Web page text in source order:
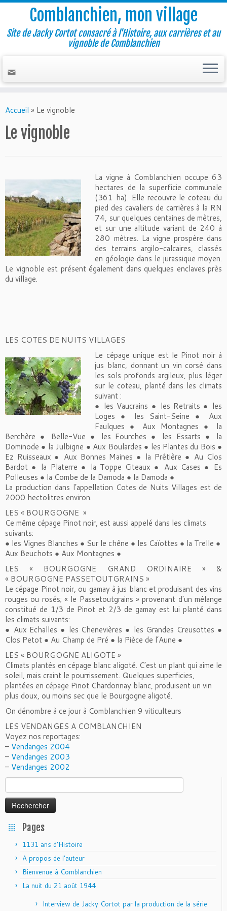
Comblanchien, mon village
Site de Jacky Cortot consacré à l'Histoire, aux carrières et au
vignoble de Comblanchien
Accueil » Le vignoble
Le vignoble
La vigne à Comblanchien occupe 63
hectares de la superficie communale
(361 ha). Elle recouvre le coteau du
pied des cavaliers de carrières à la RN
74, sur quelques centaines de mètres,
et sur une altitude variant de 240 à
280 mètres. La vigne prospère dans
des terrains argilo-calcaires, classés
en géologie dans le jurassique moyen.
Le vignoble est présent également dans quelques enclaves près
du village.
LES COTES DE NUITS VILLAGES
Le cépage unique est le Pinot noir à
jus blanc, donnant un vin corsé dans
les sols profonds argileux, plus léger
sur le coteau, planté dans les climats
suivant :
● les Vaucrains ● les Retraits ● les
Loges ● les Saint-Seine ● Aux
Faulques ● Aux Montagnes ● la
Berchère ● Belle-Vue ● les Fourches ● les Essarts ● la
Dominode ● la Julbigne ● Aux Boulardes ● les Plantes du Bois ●
Ez Ruisseaux ● Aux Bonnes Maines ● la Prêtière ● Au Clos
Bardot ● la Platerre ● la Toppe Citeaux ● Aux Cases ● Es
Polleuses ● la Combe de la Damoda ● la Damoda ●
La production dans l’appellation Cotes de Nuits Villages est de
2000 hectolitres environ.
LES « BOURGOGNE »
Ce même cépage Pinot noir, est aussi appelé dans les climats
suivants:
● les Vignes Blanches ● Sur le chêne ● les Caïottes ● la Trelle ●
Aux Beuchots ● Aux Montagnes ●
LES « BOURGOGNE GRAND ORDINAIRE » &
« BOURGOGNE PASSETOUTGRAINS »
Le cépage Pinot noir, ou gamay à jus blanc et produisant des vins
rouges ou rosés; « le Passetoutgrains » provenant d’un mélange
constitué de 1/3 de Pinot et 2/3 de gamay est lui planté dans
les climats suivants:
● Aux Echalles ● les Chenevières ● les Grandes Creusottes ●
Clos Petot ● Au Champ de Pré ● la Pièce de l’Aune ●
LES « BOURGOGNE ALIGOTE »
Climats plantés en cépage blanc aligoté. C’est un plant qui aime le
soleil, mais craint le pourrissement. Quelques superficies,
plantées en cépage Pinot Chardonnay blanc, produisent un vin
plus doux, ou moins sec que le Bourgogne aligoté.
On dénombre à ce jour à Comblanchien 9 viticulteurs
LES VENDANGES A COMBLANCHIEN
Voyez nos reportages:
– Vendanges 2004
– Vendanges 2003
– Vendanges 2002
Pages
1131 ans d’Histoire
A propos de l’auteur
Bienvenue à Comblanchien
La nuit du 21 août 1944
Interview de Jacky Cortot par la production de la série